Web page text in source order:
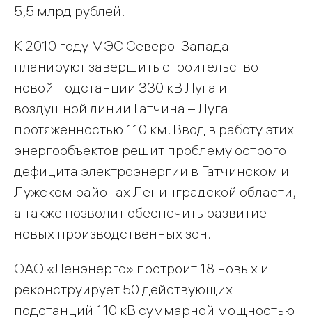
5,5 млрд рублей.
К 2010 году МЭС Северо-Запада
планируют завершить строительство
новой подстанции 330 кВ Луга и
воздушной линии Гатчина – Луга
протяженностью 110 км. Ввод в работу этих
энергообъектов решит проблему острого
дефицита электроэнергии в Гатчинском и
Лужском районах Ленинградской области,
а также позволит обеспечить развитие
новых производственных зон.
ОАО «Ленэнерго» построит 18 новых и
реконструирует 50 действующих
подстанций 110 кВ суммарной мощностью